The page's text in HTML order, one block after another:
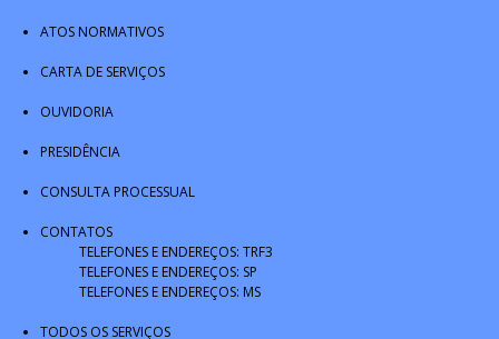
ATOS NORMATIVOS
CARTA DE SERVIÇOS
OUVIDORIA
PRESIDÊNCIA
CONSULTA PROCESSUAL
CONTATOS
TELEFONES E ENDEREÇOS: TRF3
TELEFONES E ENDEREÇOS: SP
TELEFONES E ENDEREÇOS: MS
TODOS OS SERVIÇOS